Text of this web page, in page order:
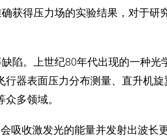
获得压力场的实验结果，对于研
陷。上世纪80年代出现的一种光
行器表面压力分布测量、直升机
多领域。
吸收激发光的能量并发射出波长